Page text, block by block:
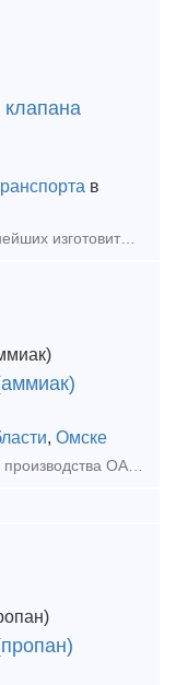
клапана
в
ООО ПКФ «НГС Групп» - один из крупнейших изготовителей и поставщиков запасных частей для железнодорожных цистерн. Предлагаем продукцию собственного производства: - Крышка со скобой в с
, Омске
Вентиль угловой 1597.16.020 (аммиак) производства ОАО "Азовмаш". Предназначен для установки на вагонах-цистернах, транспортирующих аммиак, в качестве запорного устройства для загрузк